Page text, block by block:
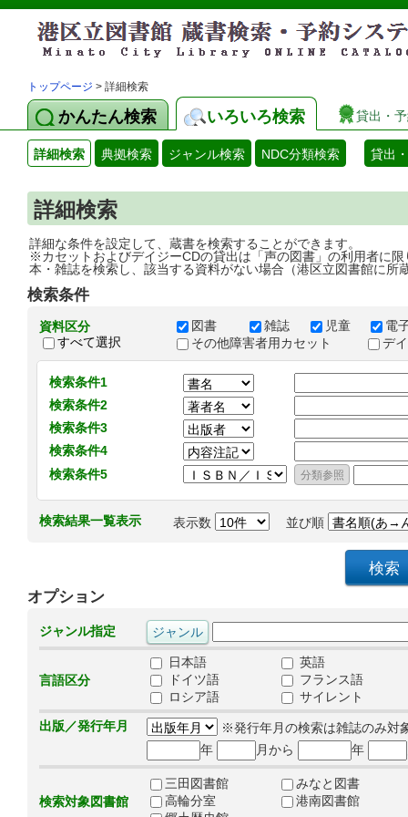
トップページ > 詳細検索
かんたん検索 いろいろ検索 貸出・
詳細検索 典拠検索 ジャンル検索 NDC分類検索 貸出
詳細検索
詳細な条件を設定して、蔵書を検索することができます。
※カセットおよびデイジーCDの貸出は「声の図書」の利用者に限
本・雑誌を検索し、該当する資料がない場合（港区立図書館に所
検索条件
資料区分
すべて選択
図書 雑誌 児童
電
その他障害者用カセット
デ
検索条件1
検索条件2
検索条件3
検索条件4
検索条件5
検索結果一覧表示 表示数 並び順
オプション
ジャンル指定
言語区分
日本語
英語
ドイツ語
フランス語
ロシア語
サイレント
出版／発行年月
※発行年月の検索は雑誌のみ対
年
月から 年
検索対象図書館
三田図書館
みなと図書
高輪分室
港南図書館